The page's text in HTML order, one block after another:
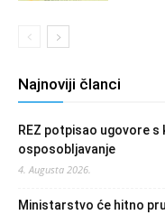
Najnoviji članci
REZ potpisao ugovore
osposobljavanje
4. Augusta 2026.
Ministarstvo će hitno